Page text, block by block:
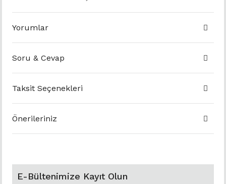
Yorumlar
Soru & Cevap
Taksit Seçenekleri
Önerileriniz
E-Bültenimize Kayıt Olun